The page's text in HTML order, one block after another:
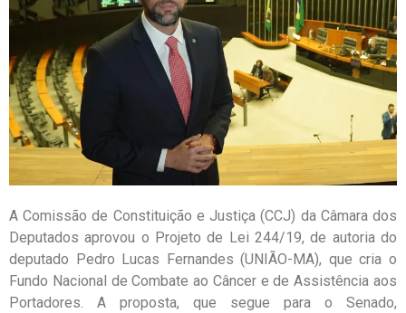
A Comissão de Constituição e Justiça (CCJ) da Câmara dos
Deputados aprovou o Projeto de Lei 244/19, de autoria do
deputado Pedro Lucas Fernandes (UNIÃO-MA), que cria o
Fundo Nacional de Combate ao Câncer e de Assistência aos
Portadores. A proposta, que segue para o Senado,